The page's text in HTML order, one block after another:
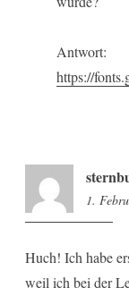
Antwort:
https://
1.
Huch! Ich habe
weil ich bei der